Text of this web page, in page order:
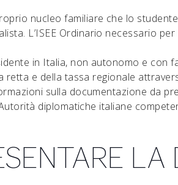
nucleo familiare che lo
L’ISEE Ordinario necessario per
in Italia, non autonomo e con
retta e della tassa regionale
sulla documentazione da
diplomatiche italiane
LA